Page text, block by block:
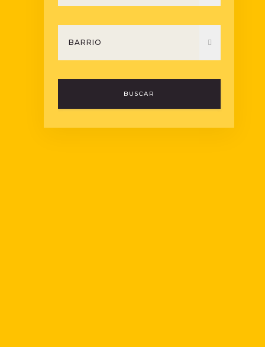
BUSCAR